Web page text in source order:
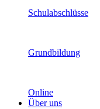
Schulabschlüsse
Grundbildung
Online
Über uns